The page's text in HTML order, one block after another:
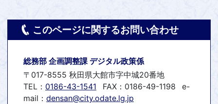
このページに関するお問い合わせ
総務部 企画調整課 デジタル政策係
〒017-8555 秋田県大館市字中城20番地
TEL： 0186-43-1541 FAX：0186-49-1198
e-
mail： densan@city.odate.lg.jp